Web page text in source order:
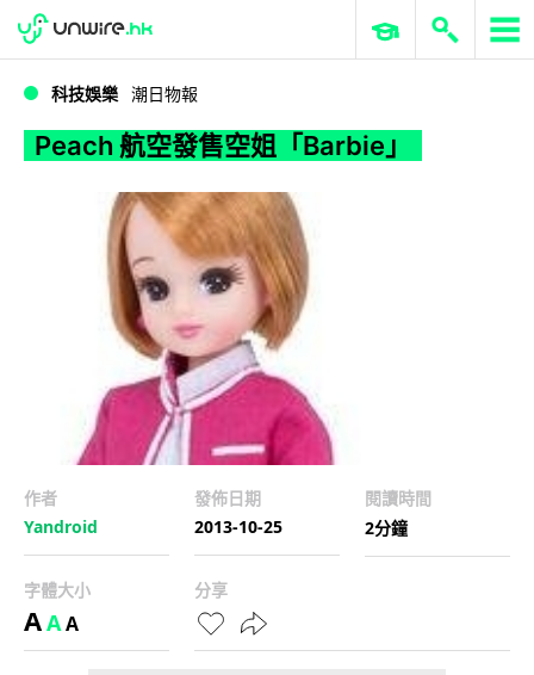
Peach 航空發售空姐「Barbie」
WWDC 2026 ERP 與商業 AI
科技娛樂 潮日物報
Peach 航空發售空姐「Barbie」
作者
Yandroid
發佈日期
2013-10-25
閱讀時間
2分鐘
字體大小
AAA
分享